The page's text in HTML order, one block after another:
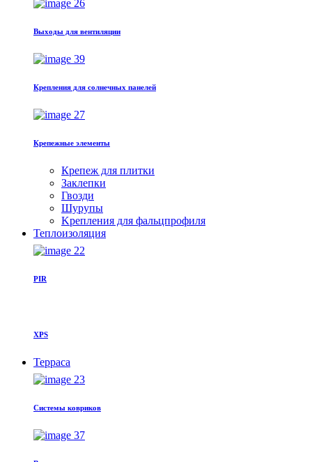
Выходы для вентиляции
Крепления для солнечных панелей
Крепежные элементы
Крепеж для плитки
Заклепки
Гвозди
Шурупы
Kрепления для фальцпрофиля
Теплоизоляция
PIR
XPS
Терраса
Системы ковриков